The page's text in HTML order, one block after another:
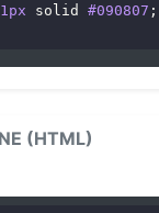
1px solid #090807 ;
(HTML)